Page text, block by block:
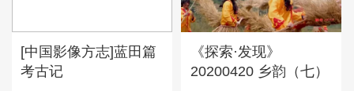
[中国影像方志]蓝田篇
考古记
《探索·发现》
20200420 乡韵（七）